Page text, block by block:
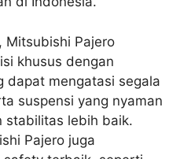
Pajero
khusus dengan
dapat mengatasi segala
suspensi yang nyaman
stabilitas lebih baik.
Pajero juga